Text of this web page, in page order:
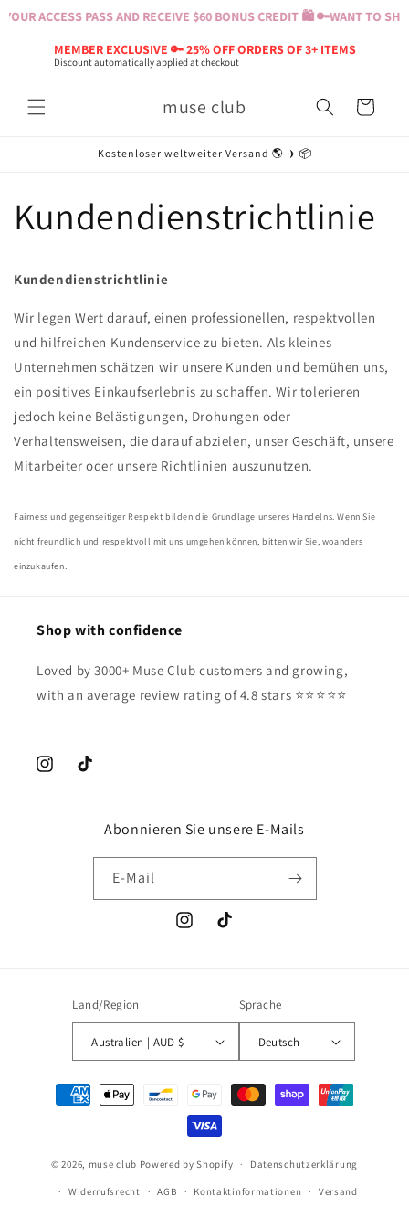
ACCESS PASS AND RECEIVE $60 BONUS CREDIT 🛍️ 🔑WANT TO
MEMBER EXCLUSIVE 🔑 25% OFF ORDERS OF 3+ ITEMS
Discount automatically applied at checkout
zum
muse club Warenkorb
Kostenloser weltweiter Versand 🌎 ✈️ 📦
Kundendienstrichtlinie
Kundendienstrichtlinie
Wir legen Wert darauf, einen professionellen, respektvollen
und hilfreichen Kundenservice zu bieten. Als kleines
Unternehmen schätzen wir unsere Kunden und bemühen uns,
ein positives Einkaufserlebnis zu schaffen. Wir tolerieren
jedoch keine Belästigungen, Drohungen oder
Verhaltensweisen, die darauf abzielen, unser Geschäft, unsere
Mitarbeiter oder unsere Richtlinien auszunutzen.
Fairness und gegenseitiger Respekt bilden die Grundlage unseres Handelns. Wenn Sie
nicht freundlich und respektvoll mit uns umgehen können, bitten wir Sie, woanders
einzukaufen.
Shop with confidence
Loved by 3000+ Muse Club customers and growing,
with an average review rating of 4.8 stars ⭐️⭐️⭐️⭐️⭐️
InstagramTikTok
Abonnieren Sie unsere E-Mails
E-Mail
InstagramTikTok
Land/Region
Australien | AUD $
Sprache
Deutsch
Zahlungsmethoden
© 2026, muse club Powered by Shopify Datenschutzerklärung
Widerrufsrecht AGB Kontaktinformationen Versand
Diana Hersey aus Australia hat ein
Ich musste meine Lieferadresse